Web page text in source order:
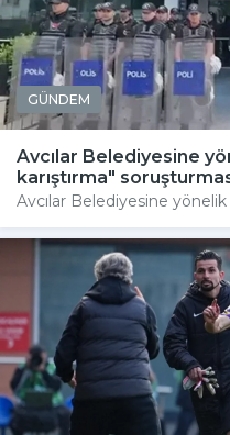
GÜNDEM
Avcılar Belediyesine
karıştırma"
Avcılar Belediyesine